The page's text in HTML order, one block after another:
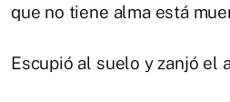
que no tiene alma está
Escupió al suelo y zanjó el